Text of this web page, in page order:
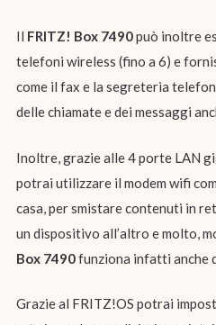
Il FRITZ! Box 7490può inoltre
telefoni wireless (fino a 6) e
come il fax e la segreteria
delle chiamate e dei messaggi
Inoltre, grazie alle 4 porte LAN
potrai utilizzare il modem wifi
casa, per smistare contenuti in
un dispositivo all’altro e molto,
Box 7490funziona infatti anche
Grazie al FRITZ!OS potrai